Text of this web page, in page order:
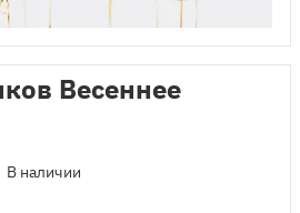
Весеннее
В наличии